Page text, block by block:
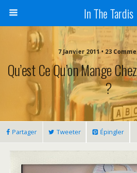
In The Tardis
7 Janvier 2011 • 23
Qu’est Ce Qu’on Mange
?
Partager Tweeter Épingler